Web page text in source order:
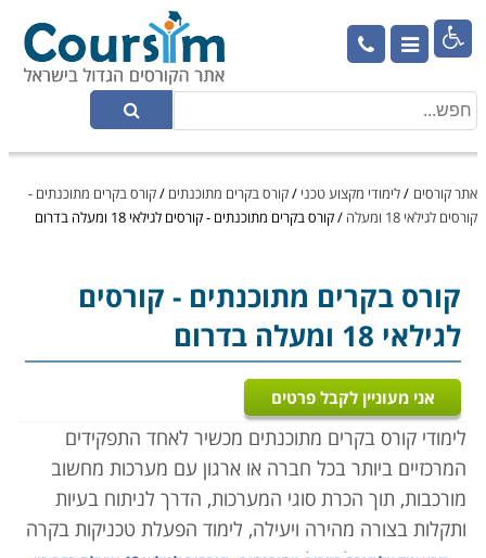

אתר קורסים /לימודי מקצוע טכני /קורס בקרים מתוכנתים /קורס בקרים מתוכנתים -
קורסים לגילאי 18 ומעלה
/קורס בקרים מתוכנתים - קורסים לגילאי 18 ומעלה בדרום
קורס בקרים מתוכנתים - קורסים
לגילאי 18 ומעלה בדרום
אני מעוניין לקבל פרטים
לימודי קורס בקרים מתוכנתים מכשיר לאחד התפקידים
המרכזיים ביותר בכל חברה או ארגון עם מערכות מחשוב
מורכבות, תוך הכרת סוגי המערכות, הדרך לניתוח בעיות
ותקלות בצורה מהירה ויעילה, לימוד הפעלת טכניקות בקרה